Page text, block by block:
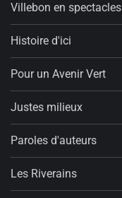
Villebon en spectacles
Histoire d'ici
Pour un Avenir Vert
Justes milieux
Paroles d'auteurs
Les Riverains